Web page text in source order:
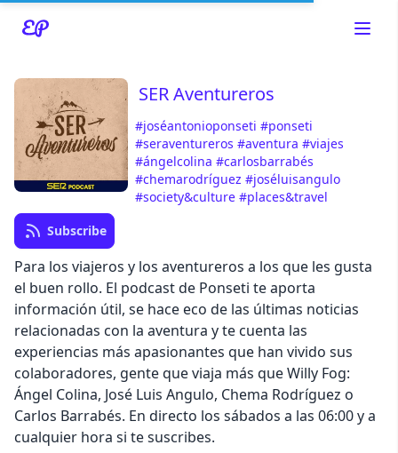
Read about our content policies here
Cancel Save
SER Aventureros
#joséantonioponseti #ponseti
#seraventureros #aventura #viajes
#ángelcolina #carlosbarrabés
#chemarodríguez #joséluisangulo
#society&culture #places&travel
Subscribe
Para los viajeros y los aventureros a los que les gusta
el buen rollo. El podcast de Ponseti te aporta
información útil, se hace eco de las últimas noticias
relacionadas con la aventura y te cuenta las
experiencias más apasionantes que han vivido sus
colaboradores, gente que viaja más que Willy Fog:
Ángel Colina, José Luis Angulo, Chema Rodríguez o
Carlos Barrabés. En directo los sábados a las 06:00 y a
cualquier hora si te suscribes.
Cancel